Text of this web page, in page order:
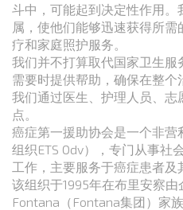
斗中，可能起到决定性作用
属，使他们能够迅速获得所
疗和家庭照护服务。
我们并不打算取代国家卫生
需要时提供帮助，确保在整个
我们通过医生、护理人员、
点。
癌症第一援助协会是一个非
组织ETS Odv），专门从事社
工作，主要服务于癌症患者及
该组织于1995年在布里安察
Fontana（Fontana集团）家